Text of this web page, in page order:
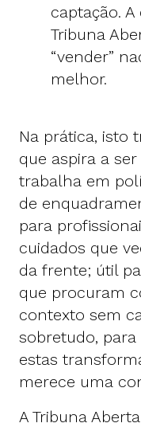
captação.
Tribuna
“vender”
melhor.
Na prática, isto
que aspira a
trabalha em
de
para
cuidados que
da frente; útil
que procuram
contexto sem
sobretudo, para
estas
merece uma
A Tribuna